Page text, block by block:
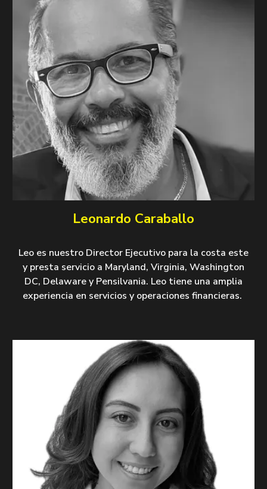
Leonardo Caraballo
Leo es nuestro Director Ejecutivo para la costa este
y presta servicio a Maryland, Virginia, Washington
DC, Delaware y Pensilvania. Leo tiene una amplia
experiencia en servicios y operaciones financieras.